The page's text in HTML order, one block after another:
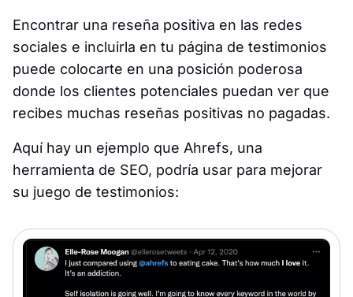
Encontrar una reseña positiva en las redes
sociales e incluirla en tu página de testimonios
puede colocarte en una posición poderosa
donde los clientes potenciales puedan ver que
recibes muchas reseñas positivas no pagadas.
Aquí hay un ejemplo que Ahrefs, una
herramienta de SEO, podría usar para mejorar
su juego de testimonios: